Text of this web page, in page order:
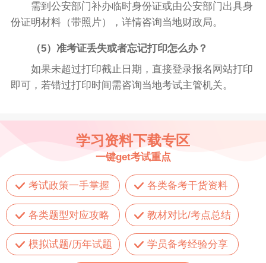
需到公安部门补办临时身份证或由公安部门出具身
份证明材料（带照片），详情咨询当地财政局。
（5）准考证丢失或者忘记打印怎么办？
如果未超过打印截止日期，直接登录报名网站打印
即可，若错过打印时间需咨询当地考试主管机关。
学习资料下载专区
一键get考试重点
考试政策一手掌握 各类备考干货资料
各类题型对应攻略 教材对比/考点总结
模拟试题/历年试题 学员备考经验分享